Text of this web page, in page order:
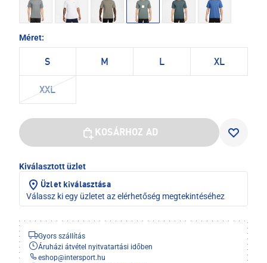
Méret:
S M L XL
XXL
KOSÁRHOZ AD
Kiválasztott üzlet
Üzlet kiválasztása
Válassz ki egy üzletet az elérhetőség megtekintéséhez
Gyors szállítás
Áruházi átvétel nyitvatartási időben
eshop@intersport.hu